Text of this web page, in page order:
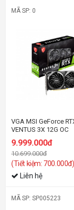
MÃ SP: 0
VGA MSI GeForce
VENTUS 3X 12G OC
9.999.000đ
10.699.000đ
(Tiết kiệm: 700.000đ)
Liên hệ
MÃ SP: SP005223